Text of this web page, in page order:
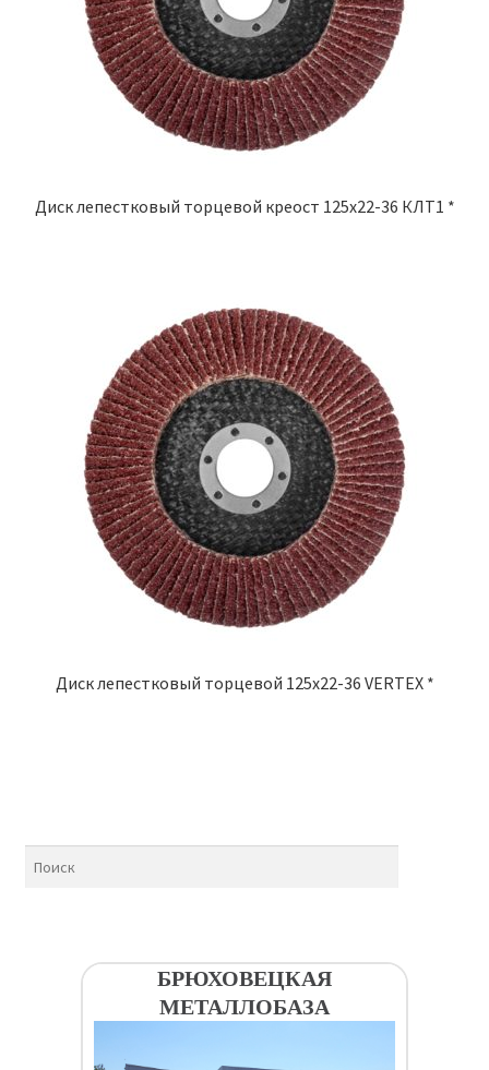
Диск лепестковый торцевой креост 125х22-36 КЛТ1 *
Диск лепестковый торцевой 125х22-36 VERTEX *
БРЮХОВЕЦКАЯ
МЕТАЛЛОБАЗА